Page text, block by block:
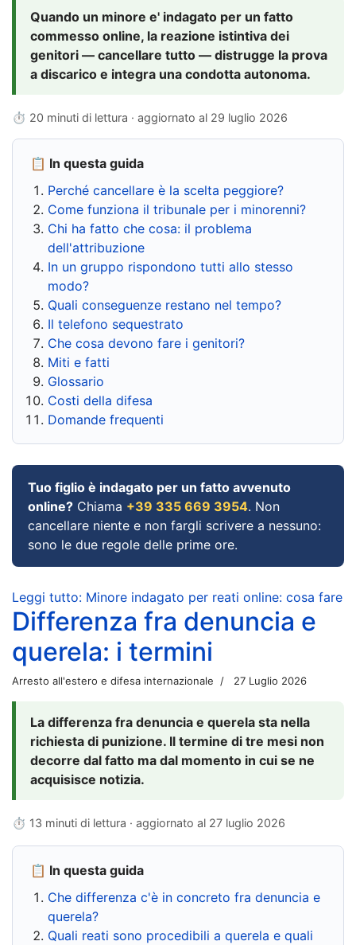
Quando un minore e' indagato per un fatto
commesso online, la reazione istintiva dei
genitori — cancellare tutto — distrugge la prova
a discarico e integra una condotta autonoma.
⏱ 20 minuti di lettura · aggiornato al 29 luglio 2026
📋 In questa guida
Perché cancellare è la scelta peggiore?
Come funziona il tribunale per i minorenni?
Chi ha fatto che cosa: il problema
dell'attribuzione
In un gruppo rispondono tutti allo stesso
modo?
Quali conseguenze restano nel tempo?
Il telefono sequestrato
Che cosa devono fare i genitori?
Miti e fatti
Glossario
Costi della difesa
Domande frequenti
Tuo figlio è indagato per un fatto avvenuto
online? Chiama +39 335 669 3954. Non
cancellare niente e non fargli scrivere a nessuno:
sono le due regole delle prime ore.
Leggi tutto: Minore indagato per reati online: cosa fare
Differenza fra denuncia e
querela: i termini
Arresto all'estero e difesa internazionale 27 Luglio 2026
La differenza fra denuncia e querela sta nella
richiesta di punizione. Il termine di tre mesi non
decorre dal fatto ma dal momento in cui se ne
acquisisce notizia.
⏱ 13 minuti di lettura · aggiornato al 27 luglio 2026
📋 In questa guida
Che differenza c'è in concreto fra denuncia e
querela?
Quali reati sono procedibili a querela e quali